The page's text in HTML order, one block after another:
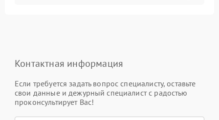
Контактная информация
Если требуется задать вопрос специалисту, оставьте
свои данные и дежурный специалист с радостью
проконсультирует Вас!